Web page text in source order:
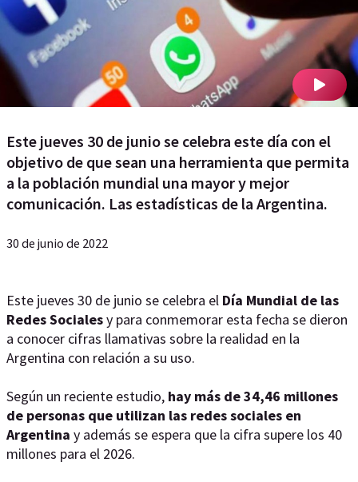
Este jueves 30 de junio se celebra este día con el
objetivo de que sean una herramienta que permita
a la población mundial una mayor y mejor
comunicación. Las estadísticas de la Argentina.
30 de junio de 2022
Este jueves 30 de junio se celebra el Día Mundial de las
Redes Socialesy para conmemorar esta fecha se dieron
a conocer cifras llamativas sobre la realidad en la
Argentina con relación a su uso.
Según un reciente estudio, hay más de 34,46 millones
de personas que utilizan las redes sociales en
Argentina y además se espera que la cifra supere los 40
millones para el 2026.